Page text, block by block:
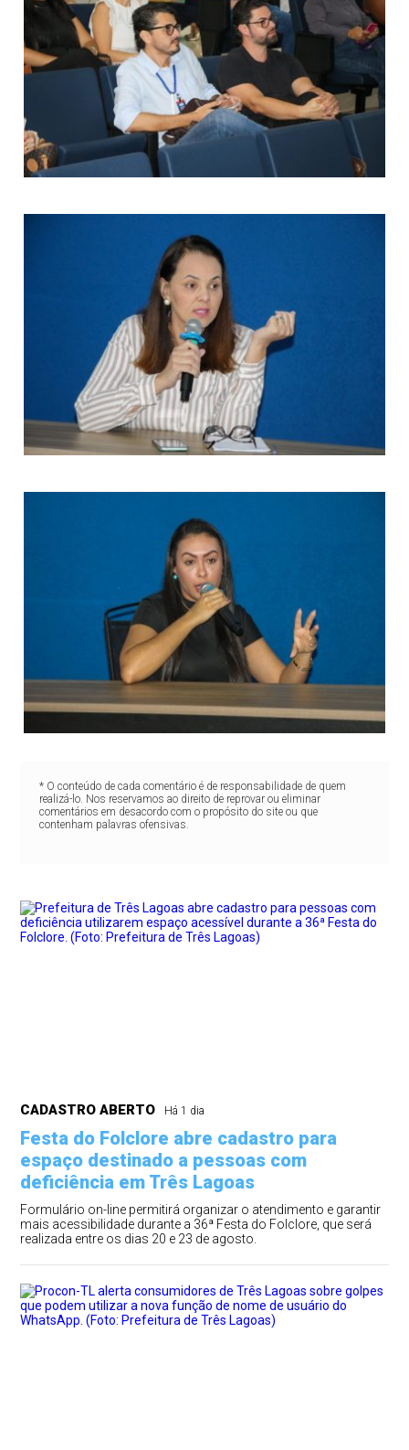
* O conteúdo de cada comentário é de responsabilidade de quem
realizá-lo. Nos reservamos ao direito de reprovar ou eliminar
comentários em desacordo com o propósito do site ou que
contenham palavras ofensivas.
CADASTRO ABERTO Há 1 dia
Festa do Folclore abre cadastro para
espaço destinado a pessoas com
deficiência em Três Lagoas
Formulário on-line permitirá organizar o atendimento e garantir
mais acessibilidade durante a 36ª Festa do Folclore, que será
realizada entre os dias 20 e 23 de agosto.